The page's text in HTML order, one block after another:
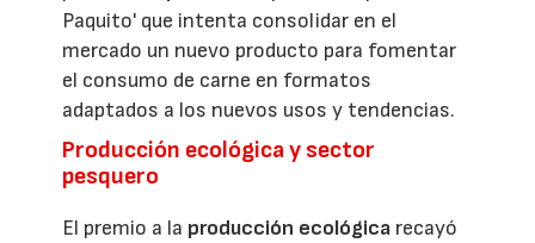
Paquito' que intenta consolidar en el
mercado un nuevo producto para fomentar
el consumo de carne en formatos
adaptados a los nuevos usos y tendencias.
Producción ecológica y sector
pesquero
El premio a la producción ecológica recayó